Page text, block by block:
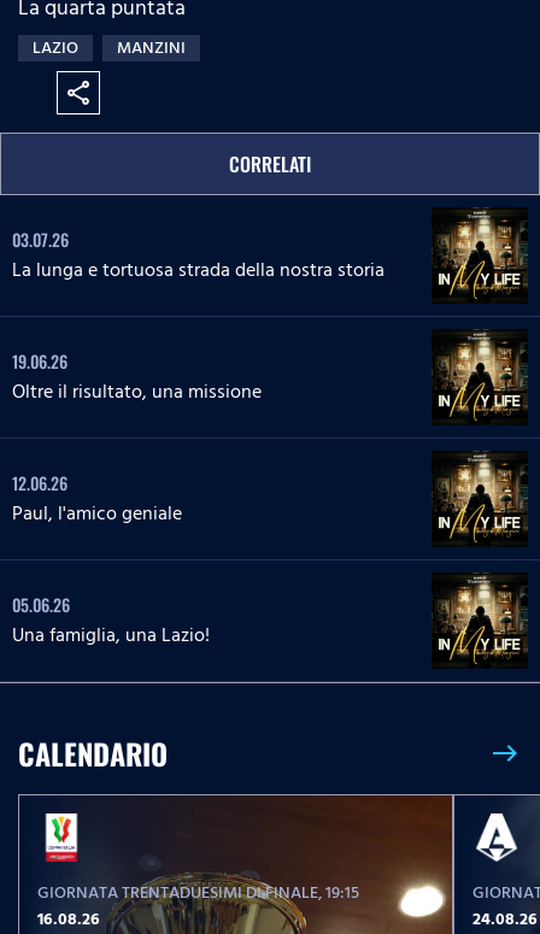
:
0
%
s
s
:
La quarta puntata
LAZIO MANZINI
share
CORRELATI
03.07.26
La lunga e tortuosa strada della nostra storia
19.06.26
Oltre il risultato, una missione
12.06.26
Paul, l'amico geniale
05.06.26
Una famiglia, una Lazio!
CALENDARIO east
GIORNATA TRENTADUESIMI DI FINALE, 19:15
16.08.26
24.08.26